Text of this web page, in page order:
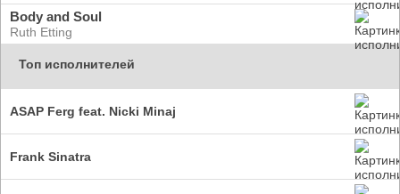
Body and Soul
Ruth Etting
Топ исполнителей
ASAP Ferg feat. Nicki Minaj
Frank Sinatra